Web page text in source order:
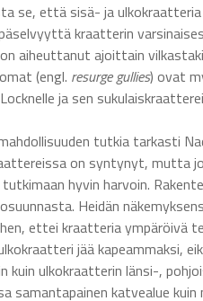
se, että sisä- ja
kraatterin
aiheuttanut ajoittain
(engl. resurge gullies) ovat
ja sen
tutkia tarkasti
on syntynyt, mutta
hyvin harvoin.
Heidän
ettei kraatteria ympäröivä
jää kapeammaksi,
ulkokraatterin länsi-,
samantapainen katvealue